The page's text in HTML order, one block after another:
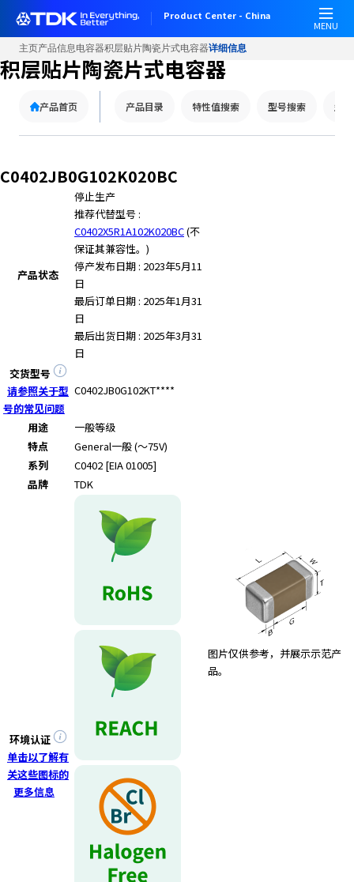
Product Center - China
MENU
主页产品信息电容器积层贴片陶瓷片式电容器详细信息
积层贴片陶瓷片式电容器
产品首页 产品目录 特性值搜索 型号搜索 型
C0402JB0G102K020BC
产品状态
停止生产
推荐代替型号 :
C0402X5R1A102K020BC(不
保证其兼容性。)
停产发布日期 : 2023年5月11
日
最后订单日期 : 2025年1月31
日
最后出货日期 : 2025年3月31
日
交货型号
请参照关于型
号的常见问题
C0402JB0G102KT****
用途
一般等级
特点
General一般 (～75V)
系列
C0402 [EIA 01005]
品牌
TDK
环境认证
单击以了解有
关这些图标的
更多信息
图片仅供参考，并展示示范产
品。